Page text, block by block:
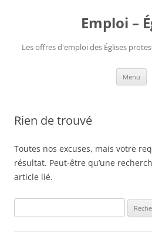
Emploi –
Les offres d'emploi des Églises
Menu
Rien de trouvé
Toutes nos excuses, mais votre
résultat. Peut-être qu’une
article lié.